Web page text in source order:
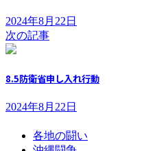
2024年8月22日
次の記事
8.5防衛省申し入れ行動
2024年8月22日
各地の闘い